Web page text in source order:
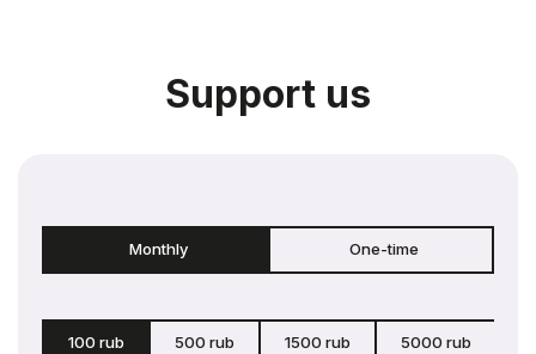
Support us
Monthly One-time
100 rub 500 rub 1500 rub 5000 rub